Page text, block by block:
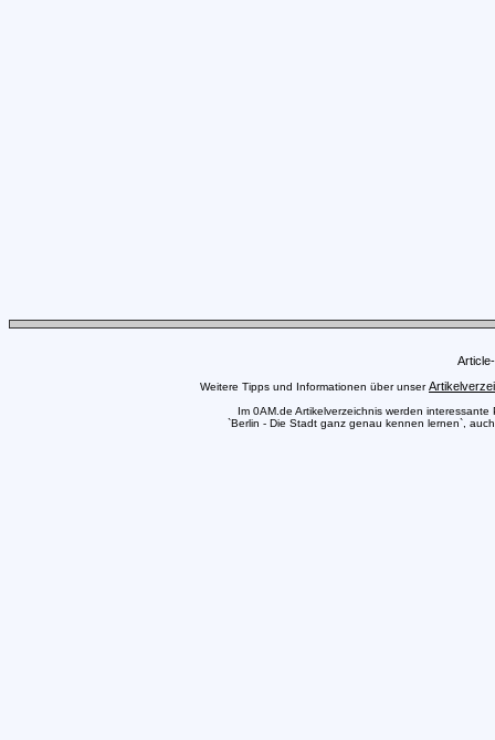
Weitere Tipps und Informationen über unser
Im 0AM.de Artikelverzeichnis werden
`Berlin - Die Stadt ganz genau kennen lernen`,